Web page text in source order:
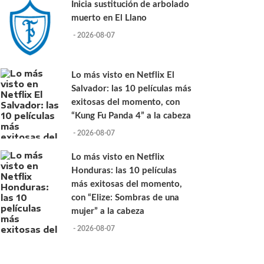
Inicia sustitución de arbolado
muerto en El Llano
- 2026-08-07
Lo más visto en Netflix El
Salvador: las 10 películas más
exitosas del momento, con
“Kung Fu Panda 4” a la cabeza
- 2026-08-07
Lo más visto en Netflix
Honduras: las 10 películas
más exitosas del momento,
con “Elize: Sombras de una
mujer” a la cabeza
- 2026-08-07